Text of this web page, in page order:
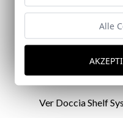
Doccia presenta un
para ofrecer una
visualmente
Ver Doccia Shelf
Alle